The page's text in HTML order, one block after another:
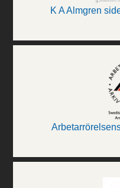
K A Almgren